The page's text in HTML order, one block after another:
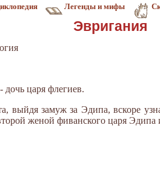
Легенды и мифы
Эвригания
царя флегиев.
выйдя замуж за Эдипа, вскоре
же­ной фиванского царя